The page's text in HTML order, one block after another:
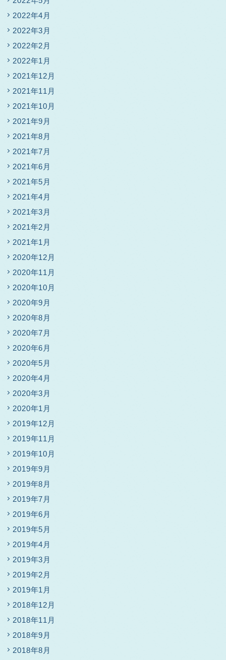
2022年4月
2022年3月
2022年2月
2022年1月
2021年12月
2021年11月
2021年10月
2021年9月
2021年8月
2021年7月
2021年6月
2021年5月
2021年4月
2021年3月
2021年2月
2021年1月
2020年12月
2020年11月
2020年10月
2020年9月
2020年8月
2020年7月
2020年6月
2020年5月
2020年4月
2020年3月
2020年1月
2019年12月
2019年11月
2019年10月
2019年9月
2019年8月
2019年7月
2019年6月
2019年5月
2019年4月
2019年3月
2019年2月
2019年1月
2018年12月
2018年11月
2018年9月
2018年8月